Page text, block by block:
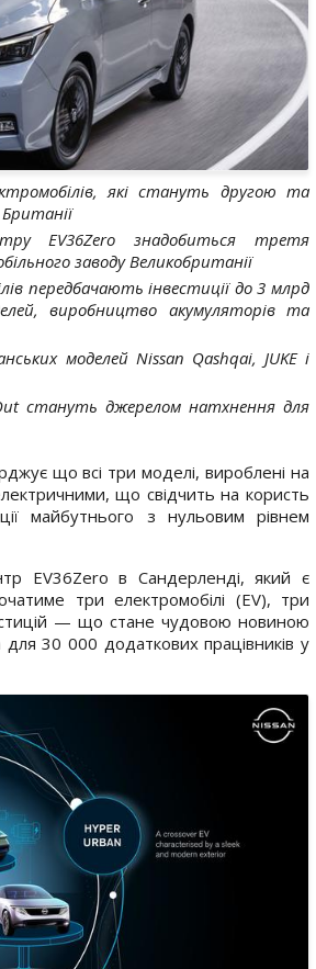
які стануть другою та
EV36Zero знадобиться третя
заводу Великобританії
передбачають інвестиції до 3 млрд
виробництво акумуляторів та
моделей Nissan Qashqai, JUKE і
стануть джерелом натхнення для
що всі три моделі, вироблені на
що свідчить на користь
майбутнього з нульовим рівнем
EV36Zero в Сандерленді, який є
три електромобілі (EV), три
— що стане чудовою новиною
для 30 000 додаткових працівників у